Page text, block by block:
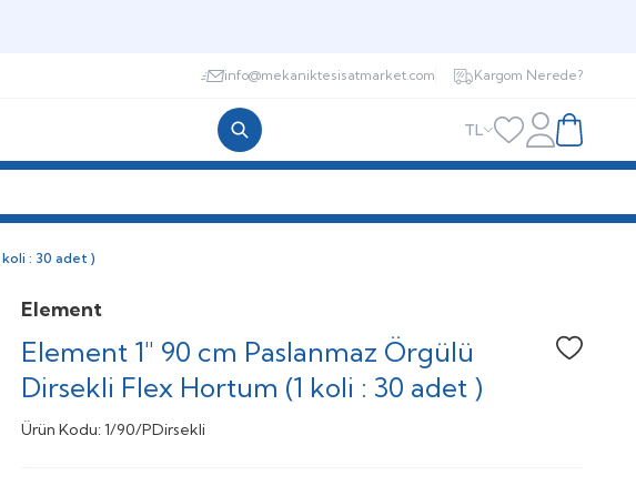
info@mekaniktesisatmarket.com Kargom Nerede?
TL Favorilerim
HesabımSepetim
: 30 adet )
Element
Element 1" 90 cm Paslanmaz Örgülü
Dirsekli Flex Hortum (1 koli : 30 adet )
Favoriye
Ürün Kodu: 1/90/PDirsekli